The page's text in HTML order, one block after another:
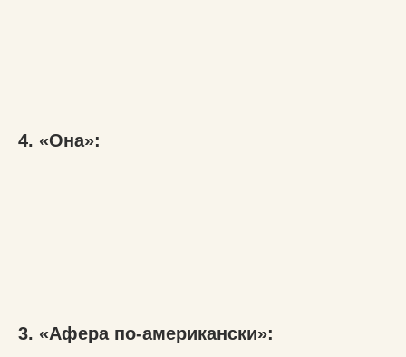
4. «Она»:
3. «Афера по-американски»: